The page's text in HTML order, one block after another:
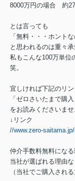
8000万円の場合 約
とは言っても
「無料・・・ホント
と思われるのは重々承
私もこんな100万単位
笑。
宜しければ下記のリン
「ゼロさいたまで購
をお読みくださいませ
↓リンク
//www.zero-
仲介手数料無料にな
当社が選ばれる理由な
（当社でご購入され